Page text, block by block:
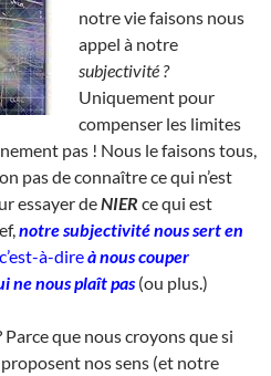
notre vie faisons nous
appel à notre
subjectivité ?
Uniquement pour
compenser les limites
pas ! Nous le faisons tous,
pas de connaître ce qui n’est
essayer deNIER ce qui est
notre subjectivité nous sert en
c’est-à-direà nous couper
ne nous plaît pas(ou plus.)
que nous croyons que si
nos sens (et notre